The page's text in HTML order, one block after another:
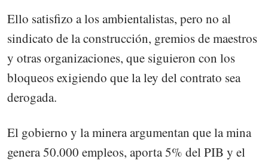
Ello satisfizo a los ambientalistas, pero no al
sindicato de la construcción, gremios de maestros
y otras organizaciones, que siguieron con los
bloqueos exigiendo que la ley del contrato sea
derogada.
El gobierno y la minera argumentan que la mina
genera 50.000 empleos, aporta 5% del PIB y el